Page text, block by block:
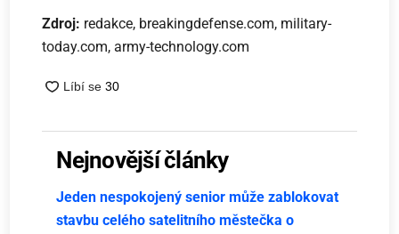
Zdroj: redakce, breakingdefense.com, military-
today.com, army-technology.com
Nejnovější články
Jeden nespokojený senior může zablokovat
stavbu celého satelitního městečka o